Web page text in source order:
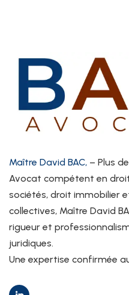
Maître David BAC, – Plus
Avocat compétent en
sociétés, droit immobilier
collectives, Maître David
rigueur et
juridiques.
Une expertise confirmée